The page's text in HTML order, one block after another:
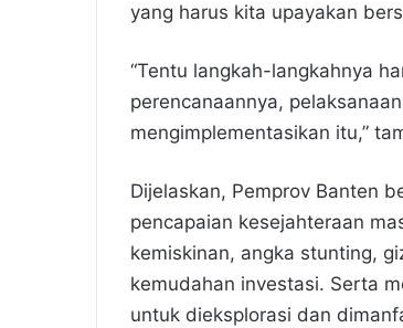
yang harus kita upayakan
“Tentu langkah-langkahnya
perencanaannya,
mengimplementasikan itu,”
Dijelaskan, Pemprov Banten
pencapaian kesejahteraan
kemiskinan, angka stunting,
kemudahan investasi. Serta
untuk dieksplorasi dan